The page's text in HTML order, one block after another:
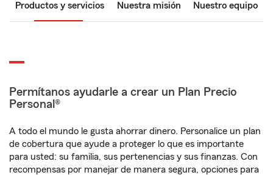
Productos y servicios Nuestra misión Nuestro equipo
Permítanos ayudarle a crear un Plan Precio
Personal®
A todo el mundo le gusta ahorrar dinero. Personalice un plan
de cobertura que ayude a proteger lo que es importante
para usted: su familia, sus pertenencias y sus finanzas. Con
recompensas por manejar de manera segura, opciones para